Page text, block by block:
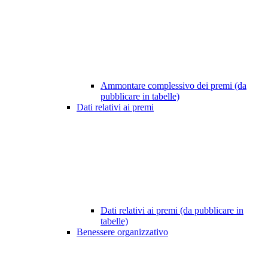
Ammontare complessivo dei premi (da
pubblicare in tabelle)
Dati relativi ai premi
Dati relativi ai premi (da pubblicare in
tabelle)
Benessere organizzativo